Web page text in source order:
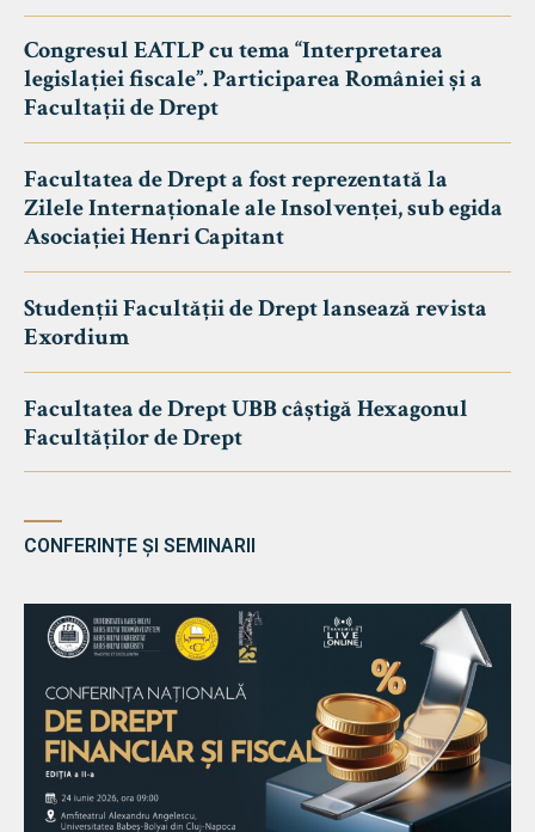
Congresul EATLP cu tema “Interpretarea
legislației fiscale”. Participarea României și a
Facultații de Drept
Facultatea de Drept a fost reprezentată la
Zilele Internaționale ale Insolvenței, sub egida
Asociației Henri Capitant
Studenții Facultății de Drept lansează revista
Exordium
Facultatea de Drept UBB câștigă Hexagonul
Facultăților de Drept
CONFERINȚE ȘI SEMINARII